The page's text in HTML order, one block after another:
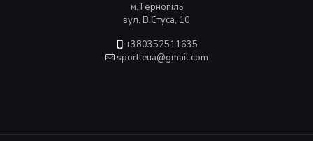
м.Тернопіль
вул. В.Стуса, 10
+380352511635
sportteua@gmail.com